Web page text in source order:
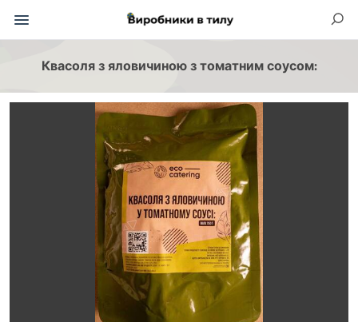
Квасоля з яловичиною з томатним соусом: